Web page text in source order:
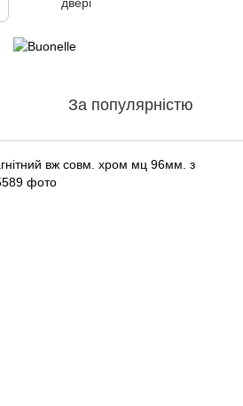
За популярністю